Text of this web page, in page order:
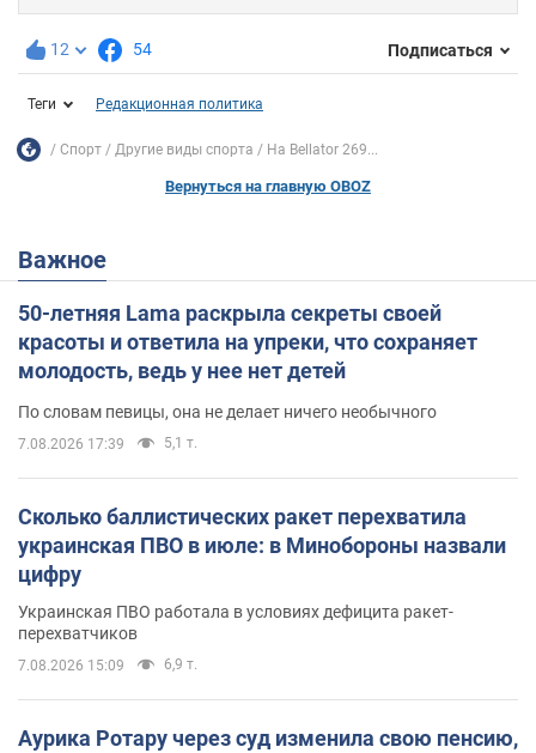
12 54 Подписаться
Теги Редакционная политика
Спорт Другие виды спорта На Bellator 269...
Вернуться на главную OBOZ
Важное
50-летняя Lama раскрыла секреты своей
красоты и ответила на упреки, что сохраняет
молодость, ведь у нее нет детей
По словам певицы, она не делает ничего необычного
7.08.2026 17:39 5,1 т.
Сколько баллистических ракет перехватила
украинская ПВО в июле: в Минобороны назвали
цифру
Украинская ПВО работала в условиях дефицита ракет-
перехватчиков
7.08.2026 15:09 6,9 т.
Аурика Ротару через суд изменила свою пенсию,